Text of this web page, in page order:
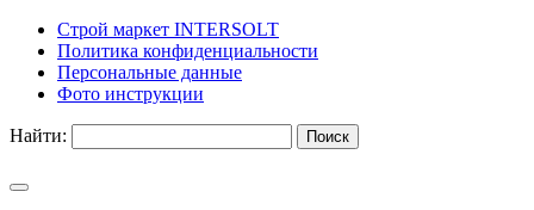
Строй маркет INTERSOLT
Политика конфиденциальности
Персональные данные
Фото инструкции
Найти: